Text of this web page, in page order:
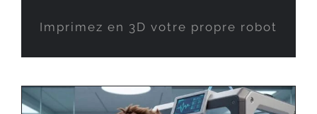
Imprimez en 3D votre propre robot